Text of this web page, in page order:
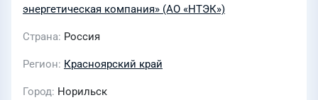
энергетическая компания» (АО «НТЭК»)
Страна Россия
Регион Красноярский край
Город Норильск